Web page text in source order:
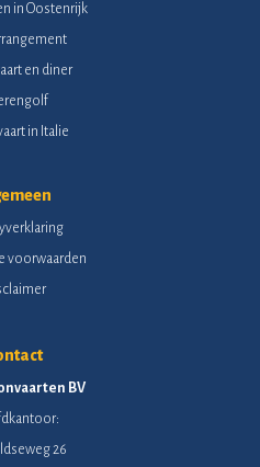
in Oostenrijk
en diner
in Italie
voorwaarden
BV
26